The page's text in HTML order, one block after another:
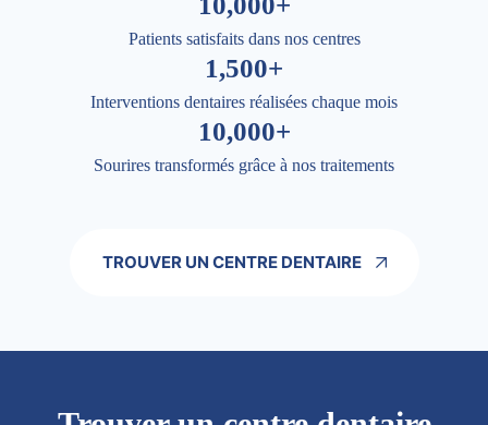
Patients satisfaits dans nos centres
1,500+
Interventions dentaires réalisées chaque mois
10,000+
Sourires transformés grâce à nos traitements
TROUVER UN CENTRE DENTAIRE